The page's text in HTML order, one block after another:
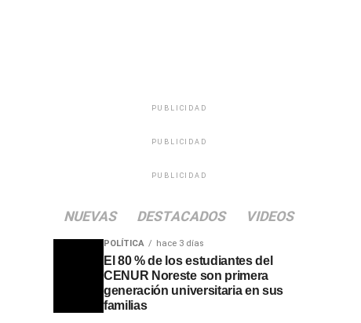
PUBLICIDAD
PUBLICIDAD
PUBLICIDAD
NUEVAS DESTACADOS VIDEOS
POLÍTICA hace 3 días
El 80 % de los estudiantes del
CENUR Noreste son primera
generación universitaria en sus
familias